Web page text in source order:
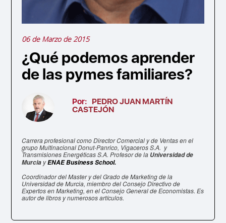
06 de Marzo de 2015
¿Qué podemos aprender
de las pymes familiares?
Por: PEDRO JUAN MARTÍN
CASTEJÓN
Carrera profesional como Director Comercial y de Ventas en el
grupo Multinacional Donut-Panrico, Vigaceros S.A. y
Transmisiones Energéticas S.A. Profesor de la Universidad de
Murcia yENAE Business School.
Coordinador del Master y del Grado de Marketing de la
Universidad de Murcia,miembro del Consejo Directivo de
Expertos en Marketing, en el Consejo General de Economistas. Es
autor de libros y numerosos artículos.